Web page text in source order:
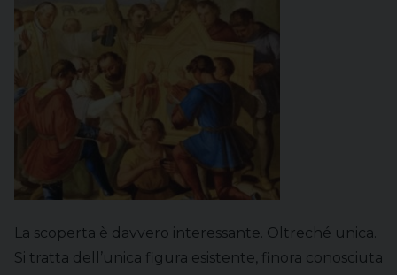
La scoperta è davvero interessante. Oltreché unica.
Si tratta dell’unica figura esistente, finora conosciuta